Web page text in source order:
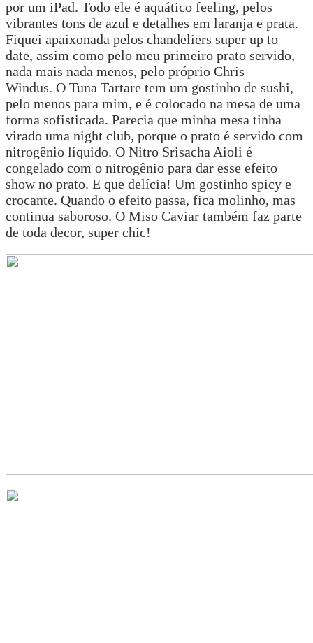
por um iPad. Todo ele é aquático feeling, pelos
vibrantes tons de azul e detalhes em laranja e prata.
Fiquei apaixonada pelos chandeliers super up to
date, assim como pelo meu primeiro prato servido,
nada mais nada menos, pelo próprio Chris
Windus. O Tuna Tartare tem um gostinho de sushi,
pelo menos para mim, e é colocado na mesa de uma
forma sofisticada. Parecia que minha mesa tinha
virado uma night club, porque o prato é servido com
nitrogênio líquido. O Nitro Srisacha Aioli é
congelado com o nitrogênio para dar esse efeito
show no prato. E que delícia! Um gostinho spicy e
crocante. Quando o efeito passa, fica molinho, mas
continua saboroso. O Miso Caviar também faz parte
de toda decor, super chic!